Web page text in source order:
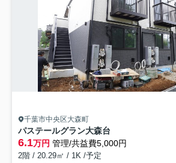
千葉市中央区大森町
パステールグラン大森台
6.1万円 管理/共益費5,000円
2階 / 20.29㎡ / 1K /予定